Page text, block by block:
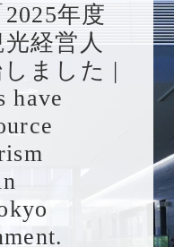
年度
経営人
ました |
have